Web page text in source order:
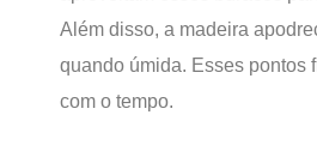
Além disso, a madeira
quando úmida. Esses pontos
com o tempo.